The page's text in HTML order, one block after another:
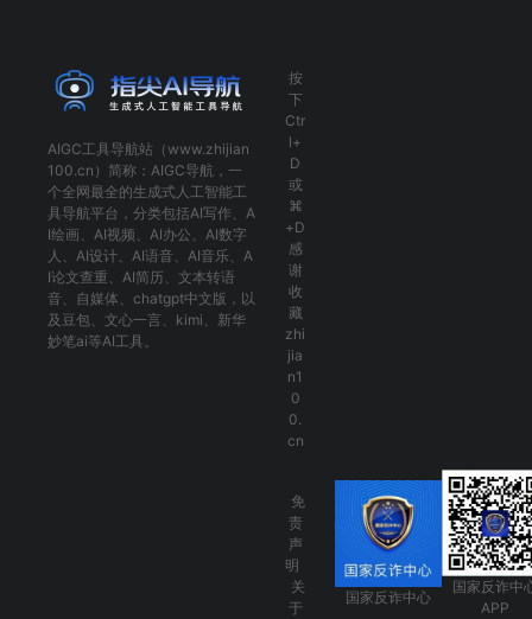
AIGC工具导航站（www.zhijian
100.cn）简称： AIGC导航 ，一
个全网最全的生成式人工智能工
具导航平台，分类包括AI写作 、 A
I绘画 、 AI视频 、 AI办公 、 AI数字
人 、 AI设计、 AI语音、 AI音乐、 A
I论文查重 、 AI简历 、 文本转语
音、 自媒体 、 chatgpt中文版 ，以
及 豆包、 文心一言 、 kimi 、 新华
妙笔ai等AI工具。
按
下
Ctr
l+
D
或
⌘
+D
感
谢
收
藏
zhi
jia
n1
0
0.
cn
免
责
声
明
关
于
国家反诈中心
国家反诈中
APP